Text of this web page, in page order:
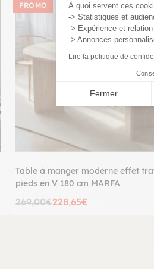
À quoi servent ces
-> Statistiques et
-> Expérience et relation
-> Annonces
Lire la politique de
Fermer
PROMO
Table à manger moderne effet
pieds en V 180 cm MARFA
269,00€228,65€